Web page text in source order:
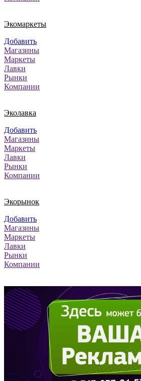
Экомаркеты
Добавить
Магазины
Маркеты
Лавки
Рынки
Компании
Эколавка
Добавить
Магазины
Маркеты
Лавки
Рынки
Компании
Экорынок
Добавить
Магазины
Маркеты
Лавки
Рынки
Компании